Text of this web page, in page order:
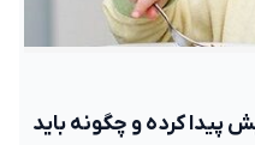
پیدا کرده و چگونه باید